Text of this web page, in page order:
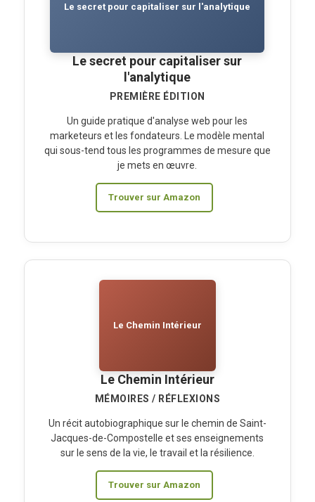
Le secret pour capitaliser sur l'analytique
Le secret pour capitaliser sur
l'analytique
PREMIÈRE ÉDITION
Un guide pratique d'analyse web pour les
marketeurs et les fondateurs. Le modèle mental
qui sous-tend tous les programmes de mesure que
je mets en œuvre.
Trouver sur Amazon
Le Chemin Intérieur
Le Chemin Intérieur
MÉMOIRES / RÉFLEXIONS
Un récit autobiographique sur le chemin de Saint-
Jacques-de-Compostelle et ses enseignements
sur le sens de la vie, le travail et la résilience.
Trouver sur Amazon